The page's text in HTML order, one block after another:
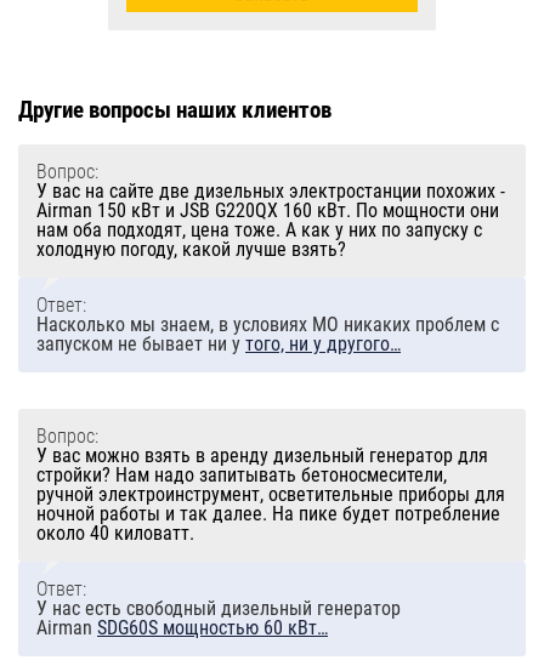
Другие вопросы наших клиентов
Вопрос:
У вас на сайте две дизельных электростанции похожих -
Airman 150 кВт и JSB G220QX 160 кВт. По мощности они
нам оба подходят, цена тоже. А как у них по запуску с
холодную погоду, какой лучше взять?
Ответ:
Насколько мы знаем, в условиях МО никаких проблем с
запуском не бывает ни у того, ни у другого…
Вопрос:
У вас можно взять в аренду дизельный генератор для
стройки? Нам надо запитывать бетоносмесители,
ручной электроинструмент, осветительные приборы для
ночной работы и так далее. На пике будет потребление
около 40 киловатт.
Ответ:
У нас есть свободный дизельный генератор
Airman SDG60S мощностью 60 кВт…